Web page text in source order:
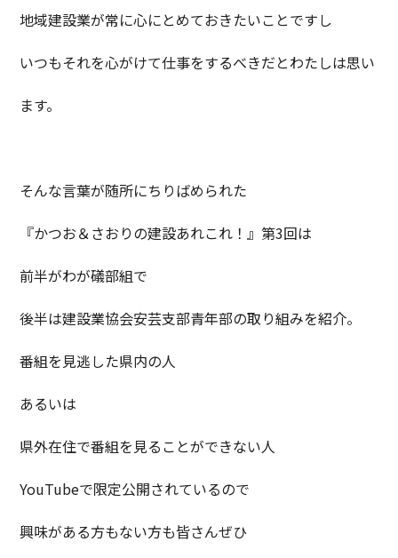
地域建設業が常に心にとめておきたいことですし
いつもそれを心がけて仕事をするべきだとわたしは思い
ます。
そんな言葉が随所にちりばめられた
『かつお＆さおりの建設あれこれ！』第3回は
前半がわが礒部組で
後半は建設業協会安芸支部青年部の取り組みを紹介。
番組を見逃した県内の人
あるいは
県外在住で番組を見ることができない人
YouTubeで限定公開されているので
興味がある方もない方も皆さんぜひ